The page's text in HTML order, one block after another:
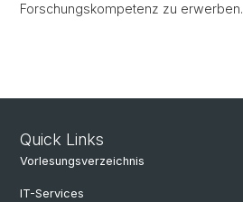
Forschungskompetenz zu erwerben.
Quick Links
Vorlesungsverzeichnis
IT-Services